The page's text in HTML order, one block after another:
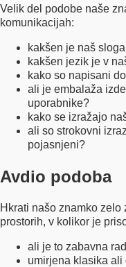
Velik del podobe naše
komunikacijah:
kakšen je naš
kakšen jezik je v
kako so napisani
ali je embalaža
uporabnike?
kako se izražajo
ali so strokovni
pojasnjeni?
Avdio podoba
Hkrati našo znamko
prostorih, v kolikor je
ali je to zabavna
umirjena klasika ali